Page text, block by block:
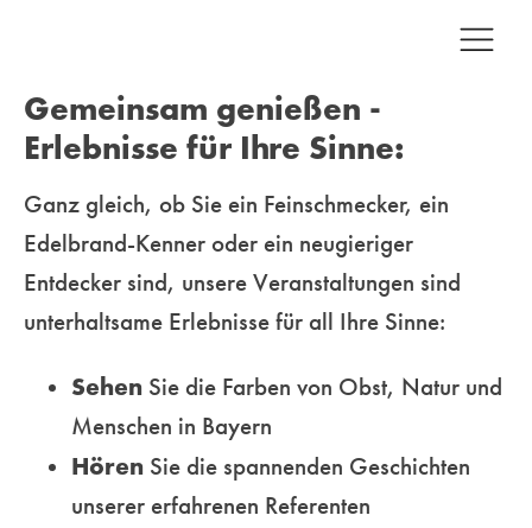
Gemeinsam genießen -
Erlebnisse für Ihre Sinne:
Ganz gleich, ob Sie ein Feinschmecker, ein
Edelbrand-Kenner oder ein neugieriger
Entdecker sind, unsere Veranstaltungen sind
unterhaltsame Erlebnisse für all Ihre Sinne:
Sehen Sie die Farben von Obst, Natur und
Menschen in Bayern
Hören Sie die spannenden Geschichten
unserer erfahrenen Referenten